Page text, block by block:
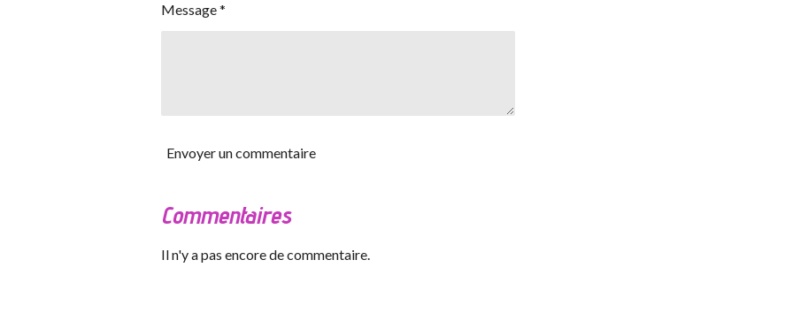
Message *
Envoyer un commentaire
Commentaires
Il n'y a pas encore de commentaire.